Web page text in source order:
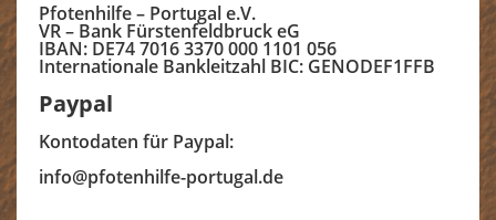
Pfotenhilfe – Portugal e.V.
VR – Bank Fürstenfeldbruck eG
IBAN: DE74 7016 3370 000 1101 056
Internationale Bankleitzahl BIC: GENODEF1FFB
Paypal
Kontodaten für Paypal:
info@pfotenhilfe-portugal.de